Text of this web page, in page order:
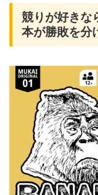
競りが好きな
本が勝敗を分